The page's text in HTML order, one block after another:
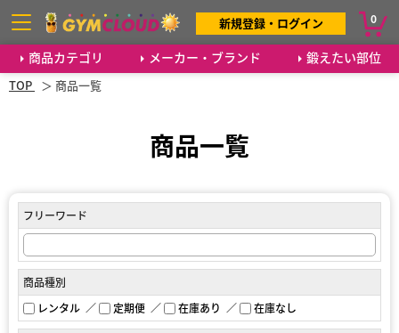
商品カテゴリ メーカー・ブランド 鍛えたい部位
新規登録・ログイン 0
TOP 商品一覧
商品一覧
フリーワード
商品種別
レンタル
定期便 在庫あり 在庫なし